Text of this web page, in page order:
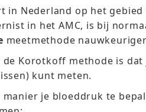
in Nederland op het
in het AMC, is bij
meetmethode
de Korotkoff methode is
kunt meten.
manier je bloeddruk te